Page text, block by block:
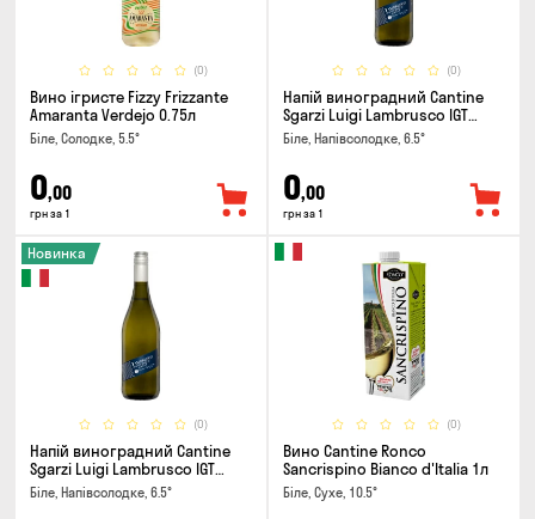
(0)
Вино ігристе Fizzy Frizzante
Amaranta Verdejo 0.75л
Біле, Солодке, 5.5°
0,00
грн за 1
(0)
Напій виноградний Cantine
Sgarzi Luigi Lambrusco IGT
Emilia Bianca Frizziante 0.75л
Біле, Напівсолодке, 6.5°
0,00
грн за 1
(0)
Новинка
Напій виноградний Cantine
Sgarzi Luigi Lambrusco IGT
Emilia Bianca Frizziante 0.75л
Біле, Напівсолодке, 6.5°
(0)
Вино Cantine Ronco
Sancrispino Bianco d'Italia 1л
Біле, Сухе, 10.5°